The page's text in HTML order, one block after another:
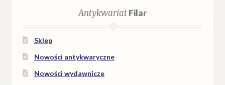
AntykwariatFilar
Sklep
Nowości antykwaryczne
Nowości wydawnicze